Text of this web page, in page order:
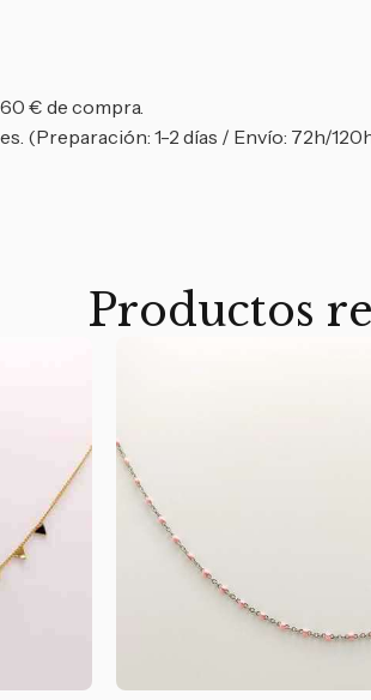
€ de compra.
(Preparación: 1-2 días / Envío: 72h/
Productos